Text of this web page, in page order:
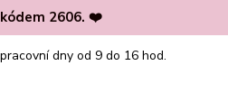
2606. ❤️
dny od 9 do 16 hod.